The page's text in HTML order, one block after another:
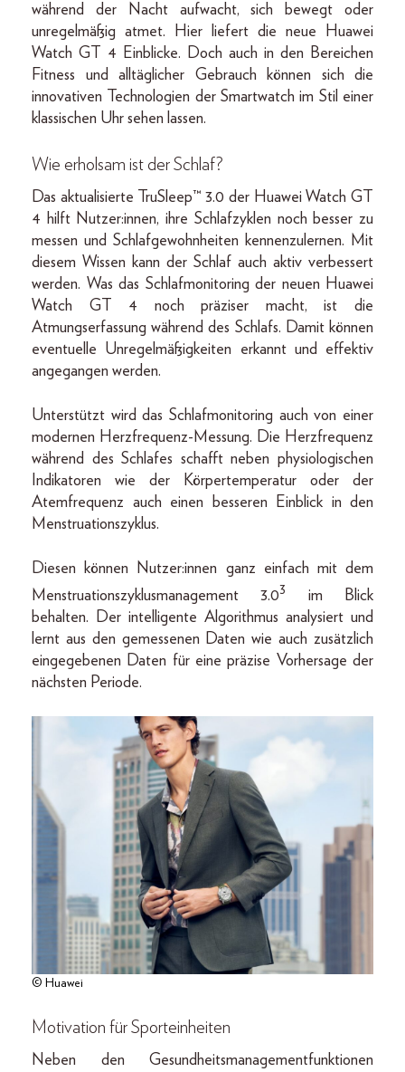
während der Nacht aufwacht, sich bewegt oder
unregelmäßig atmet. Hier liefert die neue Huawei
Watch GT 4 Einblicke. Doch auch in den Bereichen
Fitness und alltäglicher Gebrauch können sich die
innovativen Technologien der Smartwatch im Stil einer
klassischen Uhr sehen lassen.
Wie erholsam ist der Schlaf?
Das aktualisierte TruSleep™ 3.0 der Huawei Watch GT
4 hilft Nutzer:innen, ihre Schlafzyklen noch besser zu
messen und Schlafgewohnheiten kennenzulernen. Mit
diesem Wissen kann der Schlaf auch aktiv verbessert
werden. Was das Schlafmonitoring der neuen Huawei
Watch GT 4 noch präziser macht, ist die
Atmungserfassung während des Schlafs. Damit können
eventuelle Unregelmäßigkeiten erkannt und effektiv
angegangen werden.
Unterstützt wird das Schlafmonitoring auch von einer
modernen Herzfrequenz-Messung. Die Herzfrequenz
während des Schlafes schafft neben physiologischen
Indikatoren wie der Körpertemperatur oder der
Atemfrequenz auch einen besseren Einblick in den
Menstruationszyklus.
Diesen können Nutzer:innen ganz einfach mit dem
Menstruationszyklusmanagement 3.03
im Blick
behalten. Der intelligente Algorithmus analysiert und
lernt aus den gemessenen Daten wie auch zusätzlich
eingegebenen Daten für eine präzise Vorhersage der
nächsten Periode.
© Huawei
Motivation für Sporteinheiten
Neben den Gesundheitsmanagementfunktionen